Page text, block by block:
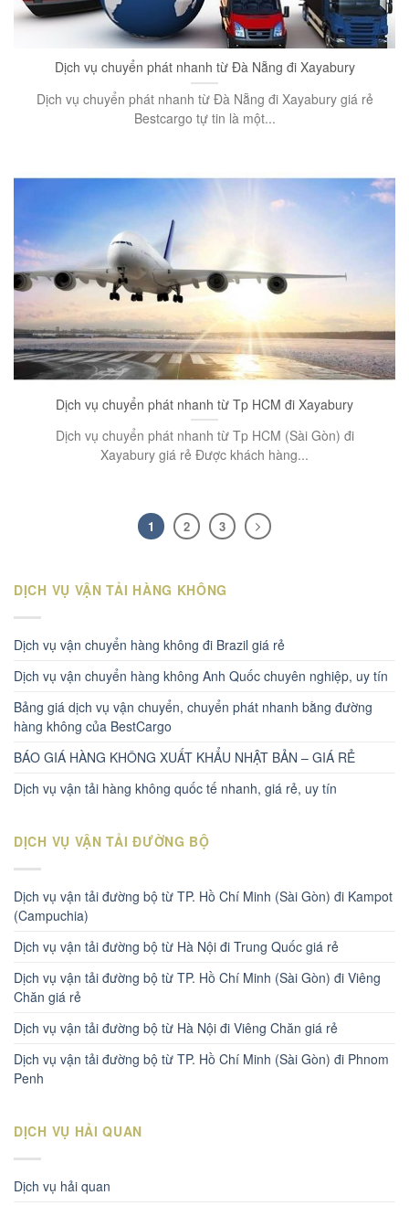
Dịch vụ chuyển phát nhanh từ Đà Nẵng đi Xayabury
Dịch vụ chuyển phát nhanh từ Đà Nẵng đi Xayabury giá rẻ
Bestcargo tự tin là một...
Dịch vụ chuyển phát nhanh từ Tp HCM đi Xayabury
Dịch vụ chuyển phát nhanh từ Tp HCM (Sài Gòn) đi
Xayabury giá rẻ Được khách hàng...
1 2 3
DỊCH VỤ VẬN TẢI HÀNG KHÔNG
Dịch vụ vận chuyển hàng không đi Brazil giá rẻ
Dịch vụ vận chuyển hàng không Anh Quốc chuyên nghiệp, uy tín
Bảng giá dịch vụ vận chuyển, chuyển phát nhanh bằng đường
hàng không của BestCargo
BÁO GIÁ HÀNG KHÔNG XUẤT KHẨU NHẬT BẢN – GIÁ RẺ
Dịch vụ vận tải hàng không quốc tế nhanh, giá rẻ, uy tín
DỊCH VỤ VẬN TẢI ĐƯỜNG BỘ
Dịch vụ vận tải đường bộ từ TP. Hồ Chí Minh (Sài Gòn) đi Kampot
(Campuchia)
Dịch vụ vận tải đường bộ từ Hà Nội đi Trung Quốc giá rẻ
Dịch vụ vận tải đường bộ từ TP. Hồ Chí Minh (Sài Gòn) đi Viêng
Chăn giá rẻ
Dịch vụ vận tải đường bộ từ Hà Nội đi Viêng Chăn giá rẻ
Dịch vụ vận tải đường bộ từ TP. Hồ Chí Minh (Sài Gòn) đi Phnom
Penh
DỊCH VỤ HẢI QUAN
Dịch vụ hải quan